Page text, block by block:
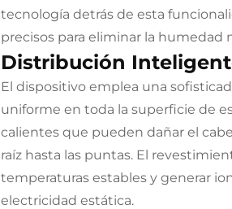
tecnología detrás de esta
precisos para eliminar la humedad
Distribución
El dispositivo emplea una
uniforme en toda la superficie de
calientes que pueden dañar el
raíz hasta las puntas. El
temperaturas estables y generar
electricidad estática.